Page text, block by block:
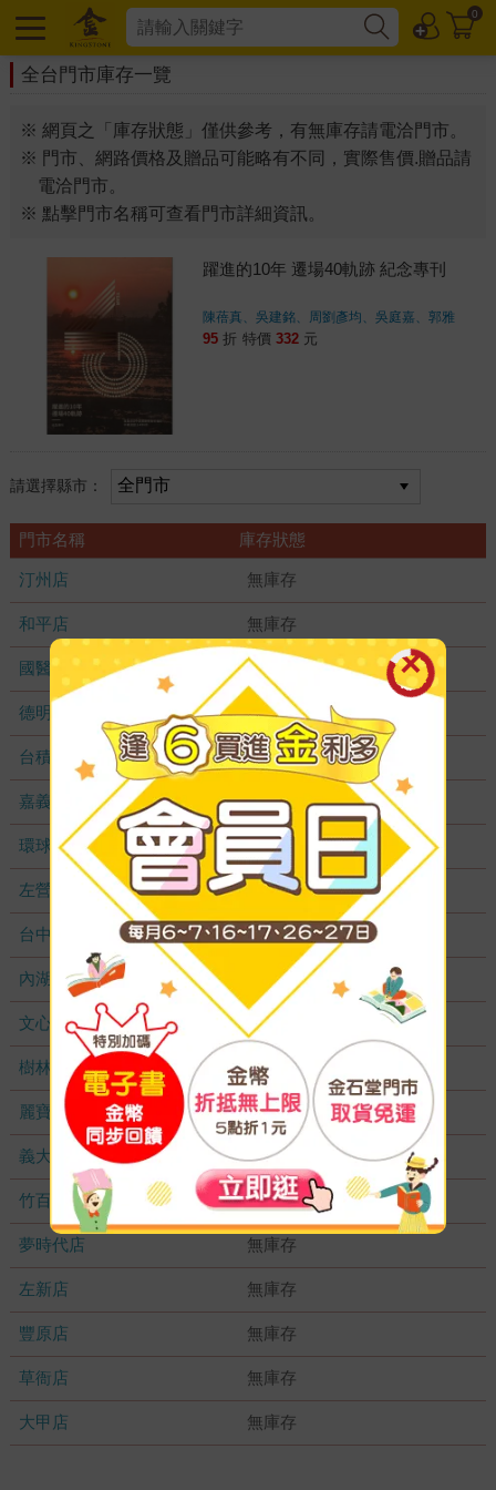
0
全台門市庫存一覽
※ 網頁之「庫存狀態」僅供參考，有無庫存請電洽門市。
※ 門市、網路價格及贈品可能略有不同，實際售價.贈品請
電洽門市。
※ 點擊門市名稱可查看門市詳細資訊。
躍進的10年 遷場40軌跡 紀念專刊
陳蓓真、吳建銘、周劉彥均、吳庭嘉、郭雅
紋、藍玄錦、林靈、尤虹美、吳宛軒、李昱錡
95 折 特價 332 元
請選擇縣市：
門市名稱 庫存狀態
汀州店 無庫存
和平店 無庫存
國醫加盟店 無庫存
德明加盟店 無庫存
台積店 無庫存
嘉義耐斯店 無庫存
環球店 無庫存
左營店 無庫存
台中秀泰店 無庫存
內湖大潤發 無庫存
文心店 無庫存
樹林店 無庫存
麗寶店 無庫存
義大店 無庫存
竹百店 無庫存
夢時代店 無庫存
左新店 無庫存
豐原店 無庫存
草衙店 無庫存
大甲店 無庫存